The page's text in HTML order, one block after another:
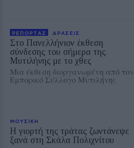
ΡΕΠΟΡΤΑΖ ΔΡΑΣΕΙΣ
Στο Πανελλήνιον έκθεση
σύνδεσης του σήμερα της
Μυτιλήνης με το χθες
Μια έκθεση διοργανωμένη από τον
Εμπορικό Σύλλογο Μυτιλήνης
ΜΟΥΣΙΚΗ
Η γιορτή της τράτας ζωντάνεψε
ξανά στη Σκάλα Πολιχνίτου